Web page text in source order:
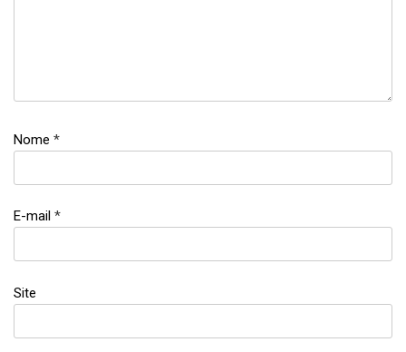
receitas
sanduíche
,
sanduíches
Nome *
E-mail *
Site